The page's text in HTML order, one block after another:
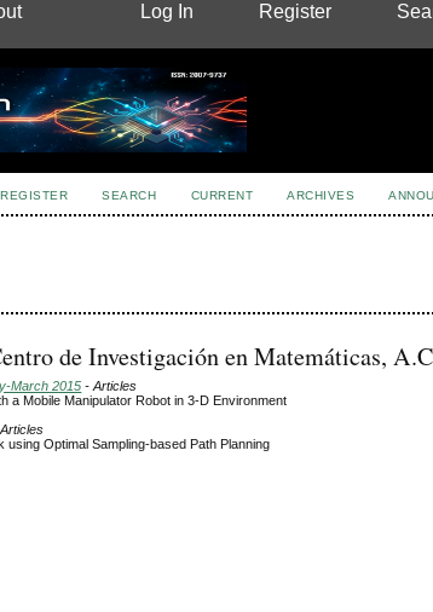
Log In Register
REGISTER SEARCH CURRENT ARCHIVES
de Investigación en Matemáticas,
March 2015 - Articles
a Mobile Manipulator Robot in 3-D Environment
using Optimal Sampling-based Path Planning